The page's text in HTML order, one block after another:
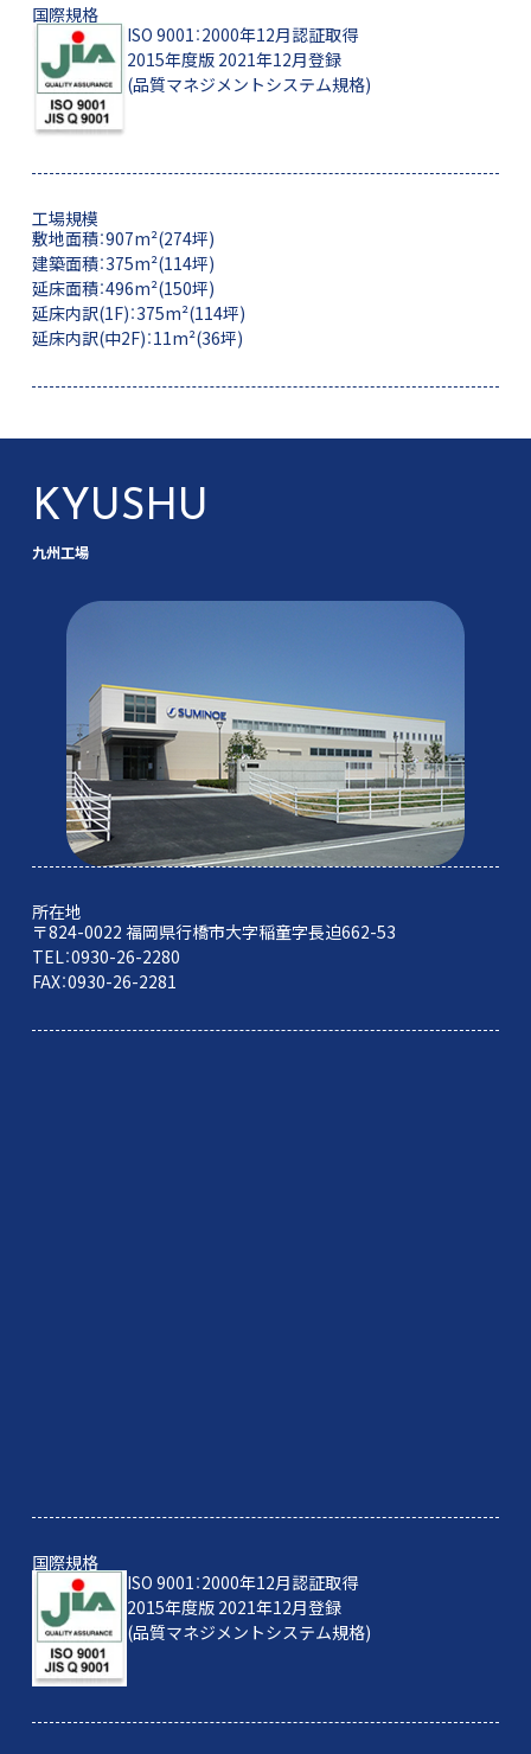
国際規格
ISO 9001：2000年12月認証取得
2015年度版 2021年12月登録
(品質マネジメントシステム規格)
工場規模
敷地面積：907m²(274坪)
建築面積：375m²(114坪)
延床面積：496m²(150坪)
延床内訳(1F)：375m²(114坪)
延床内訳(中2F)：11m²(36坪)
KYUSHU
九州工場
所在地
〒824-0022 福岡県行橋市大字稲童字長迫662-53
TEL：0930-26-2280
FAX：0930-26-2281
国際規格
ISO 9001：2000年12月認証取得
2015年度版 2021年12月登録
(品質マネジメントシステム規格)